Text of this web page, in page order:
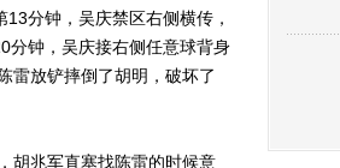
分钟，吴庆禁区右侧横传，
分钟，吴庆接右侧任意球背身
雷放铲摔倒了胡明，破坏了
兆军直塞找陈雷的时候意